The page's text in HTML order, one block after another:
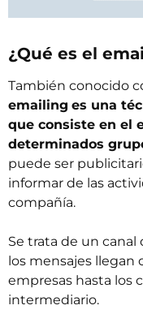
¿Qué es el
También conocido
emailing es una
que consiste en el
determinados
puede ser
informar de las
compañía.
Se trata de un
los mensajes llegan
empresas hasta los
intermediario.